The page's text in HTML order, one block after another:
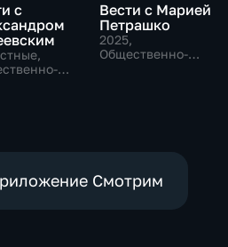
с
Вести с Марией
Петрашко
2025,
Общественно-
Смотрим